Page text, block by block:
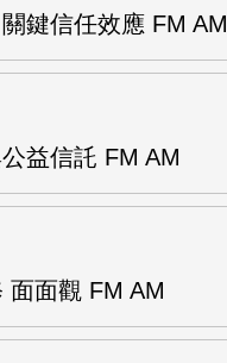
鍵信任效應 FM AM
益信託 FM AM
面面觀 FM AM